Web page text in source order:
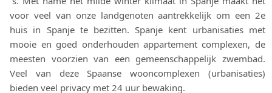
voor veel van onze landgenoten aantrekkelijk om een 2e
huis in Spanje te bezitten. Spanje kent urbanisaties met
mooie en goed onderhouden appartement complexen, de
meesten voorzien van een gemeenschappelijk zwembad.
Veel van deze Spaanse wooncomplexen (urbanisaties)
bieden veel privacy met 24 uur bewaking.